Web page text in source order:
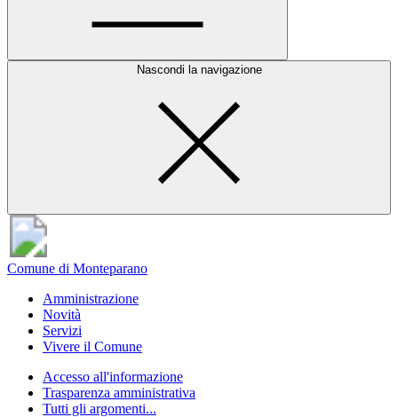
Nascondi la navigazione
Comune di Monteparano
Amministrazione
Novità
Servizi
Vivere il Comune
Accesso all'informazione
Trasparenza amministrativa
Tutti gli argomenti...